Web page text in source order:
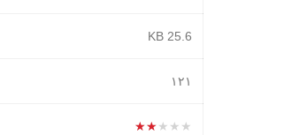
25.6 KB
١٢١
★★★★★